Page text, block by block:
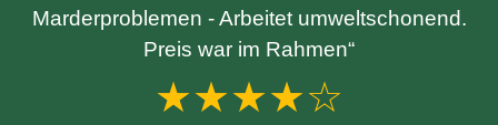
Marderproblemen - Arbeitet umweltschonend.
Preis war im Rahmen“
★★★★☆